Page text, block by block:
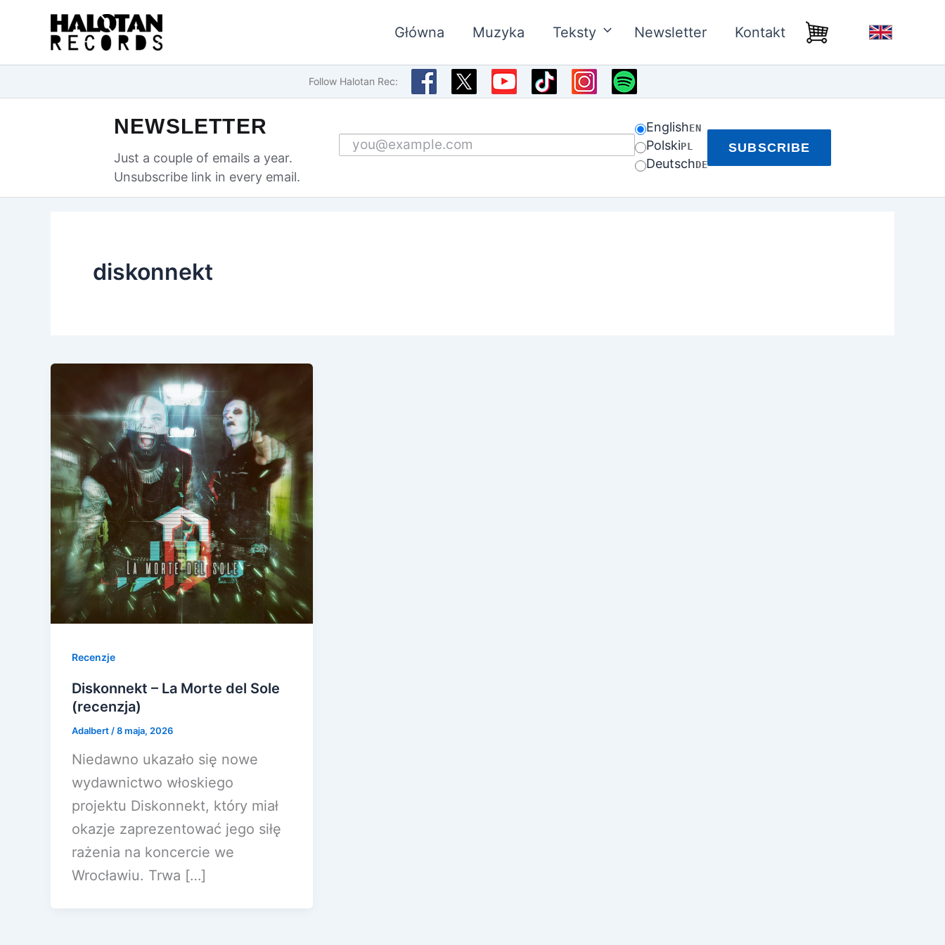
Główna Muzyka Teksty Newsletter Kontakt
Follow Halotan Rec:
NEWSLETTER
Just a couple of emails a year.
Unsubscribe link in every email.
Email address
EnglishEN
PolskiPL
DeutschDE
SUBSCRIBE
diskonnekt
Recenzje
Diskonnekt – La Morte del Sole
(recenzja)
Adalbert/8 maja, 2026
Niedawno ukazało się nowe
wydawnictwo włoskiego
projektu Diskonnekt, który miał
okazje zaprezentować jego siłę
rażenia na koncercie we
Wrocławiu. Trwa […]